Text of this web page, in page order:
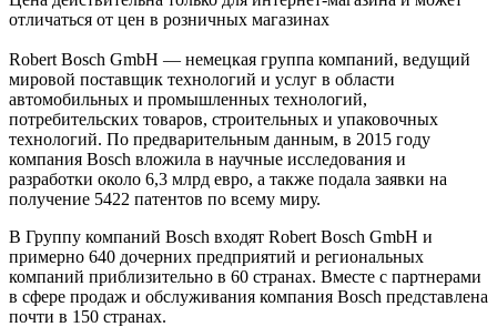
отличаться от цен в розничных магазинах
Robert Bosch GmbH — немецкая группа компаний, ведущий
мировой поставщик технологий и услуг в области
автомобильных и промышленных технологий,
потребительских товаров, строительных и упаковочных
технологий. По предварительным данным, в 2015 году
компания Bosch вложила в научные исследования и
разработки около 6,3 млрд евро, а также подала заявки на
получение 5422 патентов по всему миру.
В Группу компаний Bosch входят Robert Bosch GmbH и
примерно 640 дочерних предприятий и региональных
компаний приблизительно в 60 странах. Вместе с партнерами
в сфере продаж и обслуживания компания Bosch представлена
почти в 150 странах.